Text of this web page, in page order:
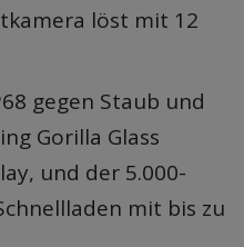
löst mit 12
gegen Staub und
Gorilla Glass
und der 5.000-
mit bis zu